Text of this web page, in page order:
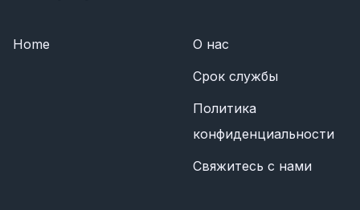
Home
О нас
Срок службы
Политика
конфиденциальности
Свяжитесь с нами